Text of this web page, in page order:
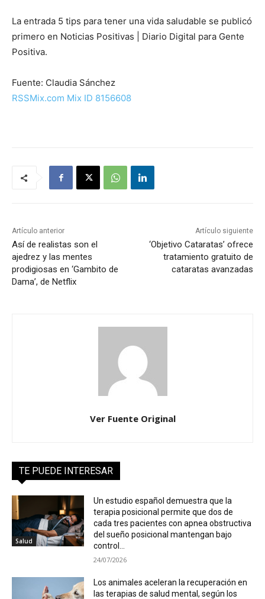
La entrada 5 tips para tener una vida saludable se publicó
primero en Noticias Positivas | Diario Digital para Gente
Positiva.
Fuente: Claudia Sánchez
RSSMix.com Mix ID 8156608
Artículo anterior
Así de realistas son el
ajedrez y las mentes
prodigiosas en ‘Gambito de
Dama’, de Netflix
Artículo siguiente
‘Objetivo Cataratas’ ofrece
tratamiento gratuito de
cataratas avanzadas
Ver Fuente Original
TE PUEDE INTERESAR
Salud
Un estudio español demuestra que la
terapia posicional permite que dos de
cada tres pacientes con apnea obstructiva
del sueño posicional mantengan bajo
control...
24/07/2026
Los animales aceleran la recuperación en
las terapias de salud mental, según los